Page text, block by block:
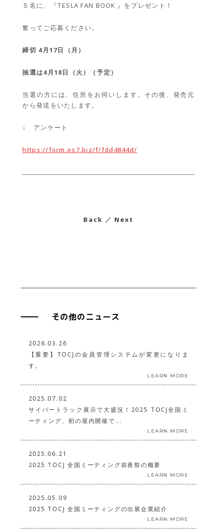
５名に、『TESLA FAN BOOK 』をプレゼント！
奮ってご応募ください。
締切 4月17日（月）
抽選は4月18日（火）（予定）
当選の方には、住所をお伺いします。その後、発売元
から発送をいたします。
↓ アンケート
https://form.os7.biz/f/fdd4844d/
Back ／ Next
その他のニュース
2026.03.26
【重要】TOCJの会員管理システムが変更になりま
す。
LEARN MORE
2025.07.02
サイバートラック展示で大盛況！2025 TOCJ全国ミ
ーティング、初の屋内開催で...
LEARN MORE
2025.06.21
2025 TOCJ 全国ミーティング前夜祭の概要
LEARN MORE
2025.05.09
2025 TOCJ 全国ミーティングの出展企業紹介
LEARN MORE